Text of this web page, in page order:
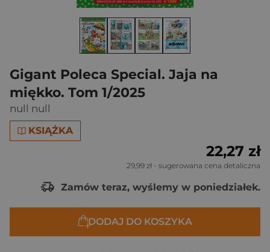
Gigant Poleca Special. Jaja na
miękko. Tom 1/2025
null null
KSIĄŻKA
22,27 zł
29,99 zł - sugerowana cena detaliczna
Zamów teraz, wyślemy w poniedziałek.
DODAJ DO KOSZYKA